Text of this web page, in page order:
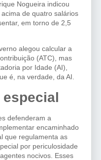
Nogueira indicou
de quatro salários
em torno de 2,5
alegou calcular a
(ATC), mas
por Idade (AI),
é, na verdade, da AI.
defenderam a
encaminhado
que regulamenta as
por periculosidade
nocivos. Esses